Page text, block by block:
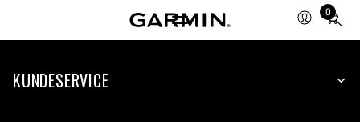
0
Total
items
cart:
KUNDESERVICE